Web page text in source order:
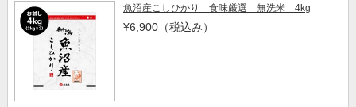
魚沼産こしひかり 食味厳選 無洗米 4kg
¥6,900（税込み）